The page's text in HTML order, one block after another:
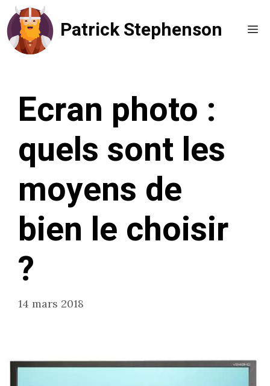
Aller
au
contenu
Patrick Stephenson
Ecran photo :
quels sont les
moyens de
bien le choisir
?
14 mars 2018